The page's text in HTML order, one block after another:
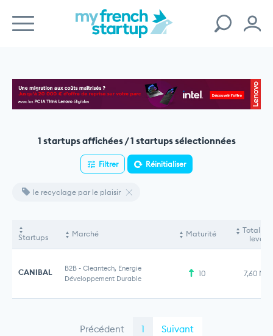
1 startups affichées / 1 startups sélectionnées
Filtrer Réinitialiser
le recyclage par le plaisir
Startups Marché Maturité
Total
levés
CANIBAL B2B - Cleantech, Energie
Développement Durable
10 7,60 M€
Précédent 1 Suivant